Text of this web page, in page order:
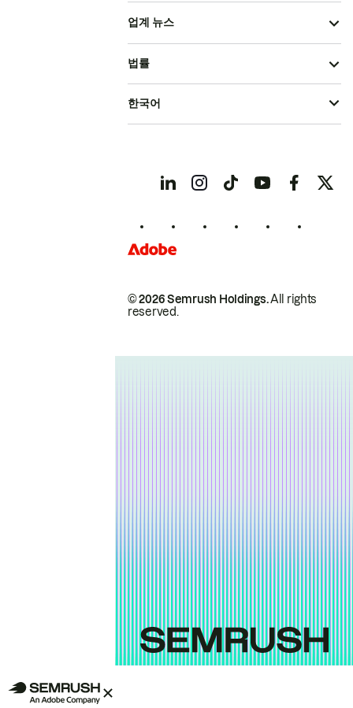
업계 뉴스
© 2026 Semrush Holdings.All rights
reserved.
법률
한국어